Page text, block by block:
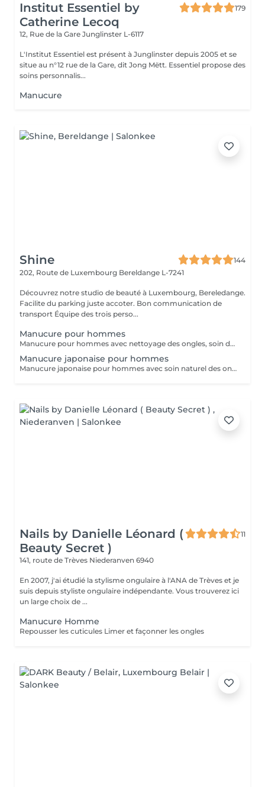
Institut Essentiel by
Catherine Lecoq
179
12, Rue de la Gare Junglinster L-6117
L'Institut Essentiel est présent à Junglinster depuis 2005 et se
situe au n°12 rue de la Gare, dit Jong Mëtt. Essentiel propose des
soins personnalis...
Manucure
Shine
144
202, Route de Luxembourg Bereldange L-7241
Découvrez notre studio de beauté à Luxembourg, Bereledange.
Facilite du parking juste accoter. Bon communication de
transport Équipe des trois perso...
Manucure pour hommes
Manucure pour hommes avec nettoyage des ongles, soin des cuticules, mise en forme et hydratation des mains. Idéal pour des mains propres, soignées et naturelles.
Manucure japonaise pour hommes
Manucure japonaise pour hommes avec soin naturel des ongles, polissage avec pâte minérale et poudre nutritive. Renforce les ongles, donne une brillance naturelle et un aspect soigné sans vernis.
Nails by Danielle Léonard (
Beauty Secret )
11
141, route de Trèves Niederanven 6940
En 2007, j'ai étudié la stylisme ongulaire à l'ANA de Trèves et je
suis depuis styliste ongulaire indépendante. Vous trouverez ici
un large choix de ...
Manucure Homme
Repousser les cuticules Limer et façonner les ongles